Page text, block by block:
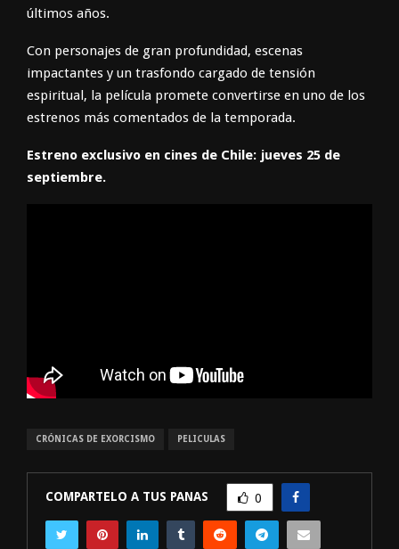
últimos años.
Con personajes de gran profundidad, escenas
impactantes y un trasfondo cargado de tensión
espiritual, la película promete convertirse en uno de los
estrenos más comentados de la temporada.
Estreno exclusivo en cines de Chile: jueves 25 de
septiembre.
CRÓNICAS DE EXORCISMO PELICULAS
COMPARTELO A TUS PANAS 0